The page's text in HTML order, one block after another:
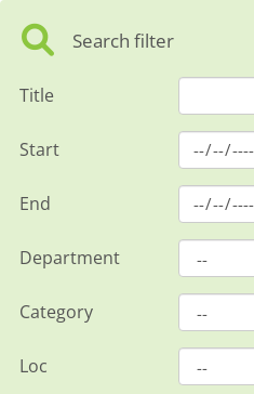
Search filter
Title
Start
End
Department
Category
Loc